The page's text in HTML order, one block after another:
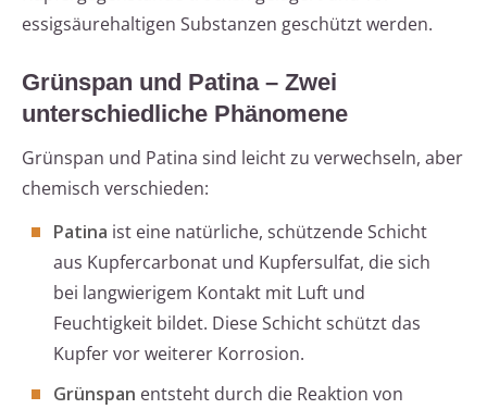
essigsäurehaltigen Substanzen geschützt werden.
Grünspan und Patina – Zwei
unterschiedliche Phänomene
Grünspan und Patina sind leicht zu verwechseln, aber
chemisch verschieden:
Patina ist eine natürliche, schützende Schicht
aus Kupfercarbonat und Kupfersulfat, die sich
bei langwierigem Kontakt mit Luft und
Feuchtigkeit bildet. Diese Schicht schützt das
Kupfer vor weiterer Korrosion.
Grünspan entsteht durch die Reaktion von